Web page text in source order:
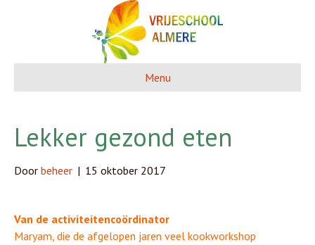
Menu
Lekker gezond eten
Door beheer | 15 oktober 2017
Van de activiteitencoördinator
Maryam, die de afgelopen jaren veel kookworkshop